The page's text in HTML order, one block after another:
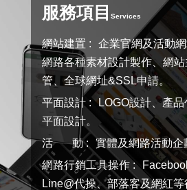
服務項目 Services
網站建置 :
企業官網及活動網
網路各種素材設計製作、網
管、全球網址&SSL申請。
平面設計 :
LOGO設計、產
平面設計。
活 動 : 實體及網路活動企
網路行銷工具操作 :
Line@代操、部落客及網紅